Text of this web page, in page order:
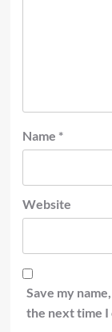
Name *
Website
Save my
the next time I